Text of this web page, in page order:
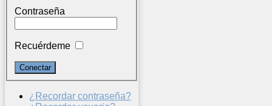
Contraseña
Recuérdeme
¿Recordar contraseña?